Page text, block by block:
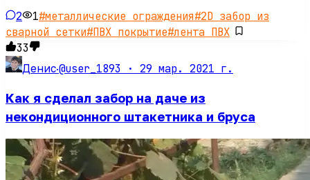
2 1#металлические ограждения#2D забор из
сварной сетки#ПВХ покрытие#лента ПВХ
33
Денис·@user_1893 · 29 мар. 2021 г.
Как я сделал забор на даче из
некондиционного штакетника и бруса